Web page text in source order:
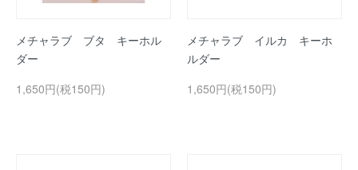
メチャラブ ブタ キーホル
ダー
1,650円(税150円)
メチャラブ イルカ キーホ
ルダー
1,650円(税150円)